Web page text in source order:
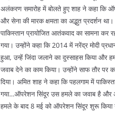
अलंकरण समारोह में बोलते हुए शाह ने कहा कि
और सेना की मारक क्षमता का अद्भुत प्रदर्शन
पाकिस्तान प्रायोजित आतंकवाद का सामना कर
गया। उन्होंने कहा कि 2014 में नरेंद्र मोदी
हुआ, उन्हें जिंदा जलाने का दुस्साहस किया और
जवाब देने का काम किया। उन्होंने साफ तौर पर
दिया। अमित शाह ने कहा कि पहलगाम में
गया…ऑपरेशन सिंदूर उस हमले का जवाब है और
हमले के बाद 8 मई को ऑपरेशन सिंदूर शुरू किया